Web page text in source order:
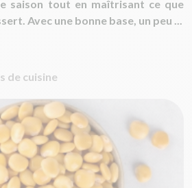
saison tout en maîtrisant ce que
Avec une bonne base, un peu ...
de cuisine